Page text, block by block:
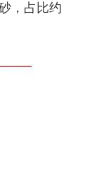
，占比约